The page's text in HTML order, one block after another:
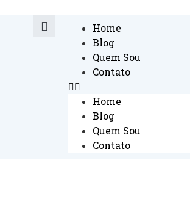
Home
Blog
Quem Sou
Contato
Home
Blog
Quem Sou
Contato